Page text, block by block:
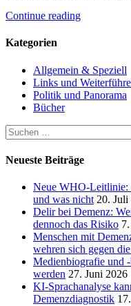
Continue reading
Kategorien
Allgemein & Speziell
Links und
Politik und Panorama
Bücher
Suchen
nach:
Neueste Beiträge
Neue WHO-Leitlinie:
und was nicht 20. Juli
Delir bei Demenz:
dennoch das Risiko
Menschen mit
wehren sich gegen
Medienbiografie und
werden 27. Juni 2026
KI-Sprachanalyse
Demenzdiagnostik